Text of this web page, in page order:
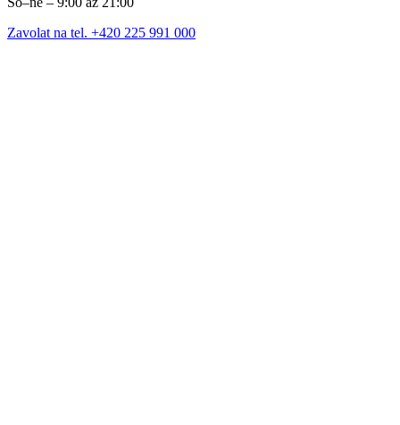
Zavolat na tel. +420 225 991 000